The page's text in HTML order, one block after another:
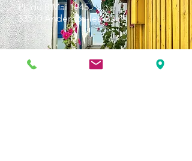
Pl. du 8 Mai 1945
33510 Andernos-les-Bains